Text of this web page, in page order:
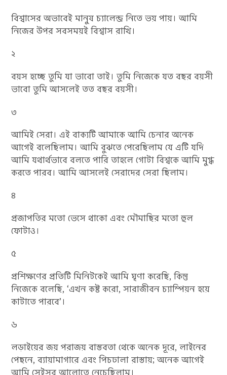
বিশ্বাসের অভাবেই মানুষ চ্যালেন্জ নিতে ভয় পায়। আমি
নিজের উপর সবসময়ই বিশ্বাস রাখি।
২
বয়স হচ্ছে তুমি যা ভাবো তাই। তুমি নিজেকে যত বছর বয়সী
ভাবো তুমি আসলেই তত বছর বয়সী।
৩
আমিই সেরা। এই বাক্যটি আমাকে আমি চেনার অনেক
আগেই বলেছিলাম। আমি বুঝতে পেরেছিলাম যে এটি যদি
আমি যথার্থভাবে বলতে পারি তাহলে গোটা বিশ্বকে আমি মুগ্ধ
করতে পারব। আমি আসলেই সেরাদের সেরা ছিলাম।
৪
প্রজাপতির মতো ভেসে থাকো এবং মৌমাছির মতো হুল
ফোটাও।
৫
প্রশিক্ষণের প্রতিটি মিনিটকেই আমি ঘৃণা করেছি, কিন্তু
নিজেকে বলেছি, ‘এখন কষ্ট করো, সারাজীবন চ্যাম্পিয়ন হয়ে
কাটাতে পারবে’।
৬
লড়াইয়ের জয় পরাজয় বাস্তবতা থেকে অনেক দূরে, লাইনের
পেছনে, ব্যায়ামাগারে এবং পিচঢালা রাস্তায়; অনেক আগেই
আমি সেইসব আলোতে নেচেছিলাম।